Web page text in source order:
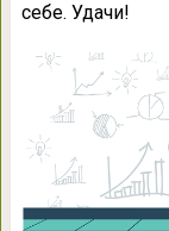
себе. Удачи!